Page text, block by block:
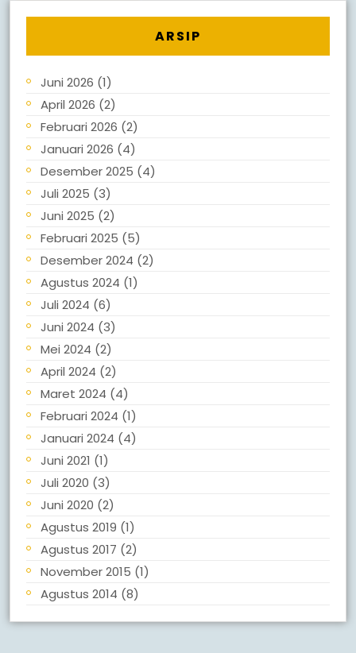
ARSIP
Juni 2026 (1)
April 2026 (2)
Februari 2026 (2)
Januari 2026 (4)
Desember 2025 (4)
Juli 2025 (3)
Juni 2025 (2)
Februari 2025 (5)
Desember 2024 (2)
Agustus 2024 (1)
Juli 2024 (6)
Juni 2024 (3)
Mei 2024 (2)
April 2024 (2)
Maret 2024 (4)
Februari 2024 (1)
Januari 2024 (4)
Juni 2021 (1)
Juli 2020 (3)
Juni 2020 (2)
Agustus 2019 (1)
Agustus 2017 (2)
November 2015 (1)
Agustus 2014 (8)